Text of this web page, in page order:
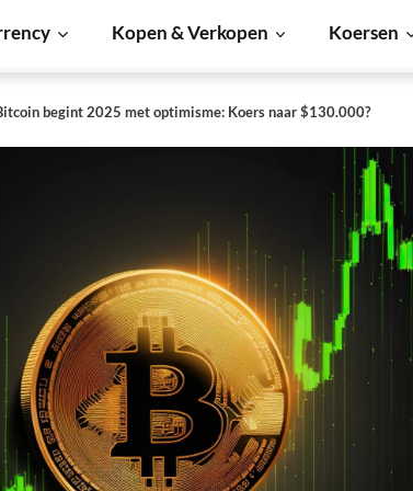
Kopen & Verkopen Koersen
begint 2025 met optimisme: Koers naar $130.000?